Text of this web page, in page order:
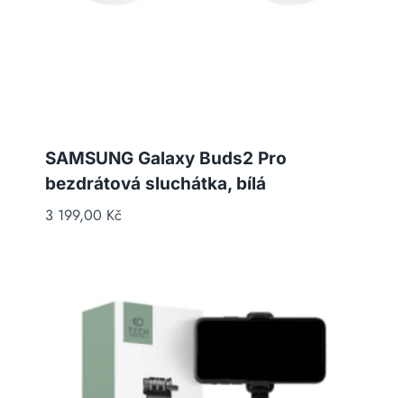
SAMSUNG Galaxy Buds2 Pro
bezdrátová sluchátka, bílá
3 199,00 Kč